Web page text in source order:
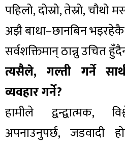
पहिलो, दोस्रो, तेस्रो, चौथो
अझै बाधा–छानबिन
सर्वशक्तिमान् ठान्नु उचित
त्यसैले, गल्ती गर्ने
व्यवहार गर्ने?
हामीले द्वन्द्वात्मक,
अपनाउनुपर्छ, जडवादी